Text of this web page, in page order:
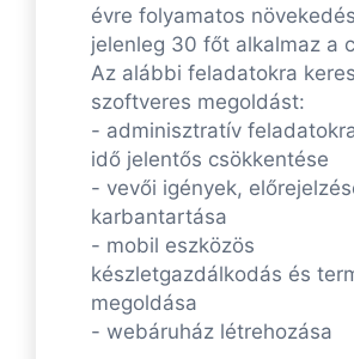
évre folyamatos
jelenleg 30 főt alkalmaz a
Az alábbi feladatokra
szoftveres megoldást:
- adminisztratív
idő jelentős csökkentése
- vevői igények,
karbantartása
- mobil eszközös
készletgazdálkodás és
megoldása
- webáruház létrehozása